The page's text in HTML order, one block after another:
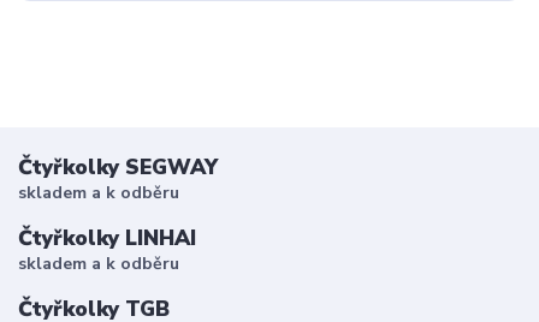
Čtyřkolky SEGWAY
skladem a k odběru
Čtyřkolky LINHAI
skladem a k odběru
Čtyřkolky TGB